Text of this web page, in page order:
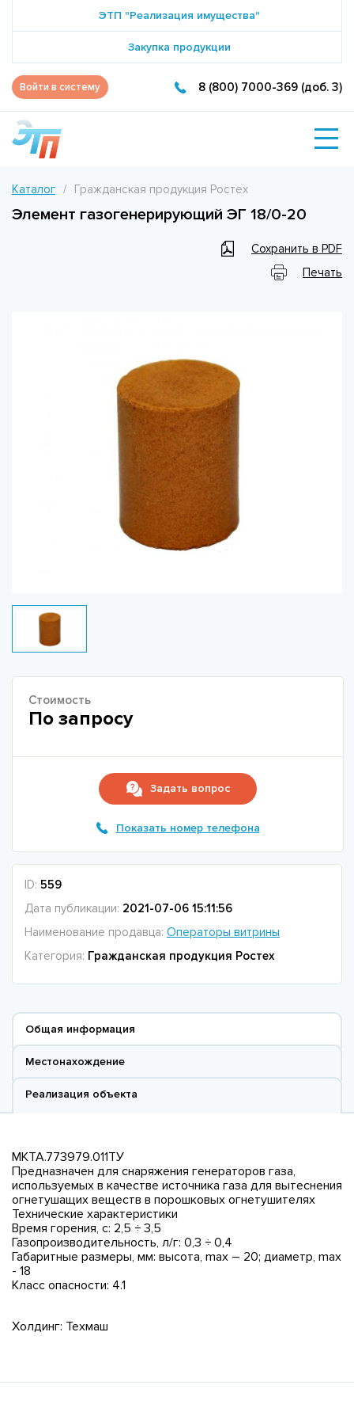
ЭТП "Реализация имущества"
Закупка продукции
Войти в систему 8 (800) 7000-369 (доб. 3)
Каталог Гражданская продукция Ростех
Элемент газогенерирующий ЭГ 18/0-20
Сохранить в PDF
Печать
Стоимость
По запросу
Задать вопрос
Показать номер телефона
ID: 559
Дата публикации: 2021-07-06 15:11:56
Наименование продавца: Операторы витрины
Категория: Гражданская продукция Ростех
Общая информация
Местонахождение
Реализация объекта
МКТА.773979.011ТУ
Предназначен для снаряжения генераторов газа,
используемых в качестве источника газа для вытеснения
огнетушащих веществ в порошковых огнетушителях
Технические характеристики
Время горения, с: 2,5 ÷ 3,5
Газопроизводительность, л/г: 0,3 ÷ 0,4
Габаритные размеры, мм: высота, max – 20; диаметр, max
- 18
Класс опасности: 4.1
Холдинг: Техмаш